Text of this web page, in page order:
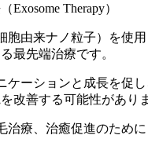
Exosome Therapy）
胞由来ナノ粒子）を使
最先端治療です。
ケーションと成長を促
改善する可能性があり
治療、治癒促進のために